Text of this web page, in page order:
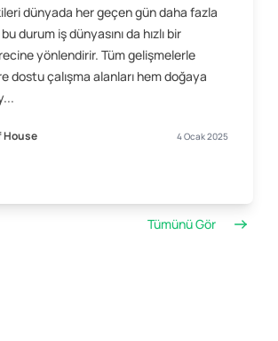
dünyada her geçen gün daha fazla
durum iş dünyasını da hızlı bir
yönlendirir. Tüm gelişmelerle
dostu çalışma alanları hem doğaya
House 4 Ocak 2025
Tümünü Gör